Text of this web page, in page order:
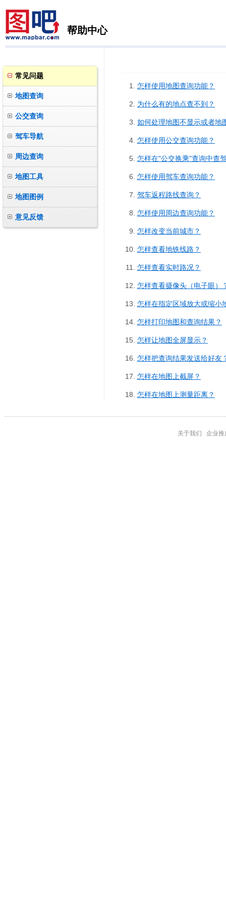
帮助中心
常见问题
地图查询
公交查询
驾车导航
周边查询
地图工具
地图图例
意见反馈
怎样使用地图查询功能？
为什么有的地点查不到？
如何处理地图不显示或者地
怎样使用公交查询功能？
怎样在"公交换乘"查询中查
怎样使用驾车查询功能？
驾车返程路线查询？
怎样使用周边查询功能？
怎样改变当前城市？
怎样查看地铁线路？
怎样查看实时路况？
怎样查看摄像头（电子眼）
怎样在指定区域放大或缩小
怎样打印地图和查询结果？
怎样让地图全屏显示？
怎样把查询结果发送给好友
怎样在地图上截屏？
怎样在地图上测量距离？
关于我们
企业推